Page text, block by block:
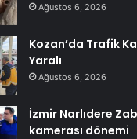
Ağustos 6, 2026
Kozan’da Trafik
Yaralı
Ağustos 6, 2026
İzmir Narlıdere
kamerası dönemi